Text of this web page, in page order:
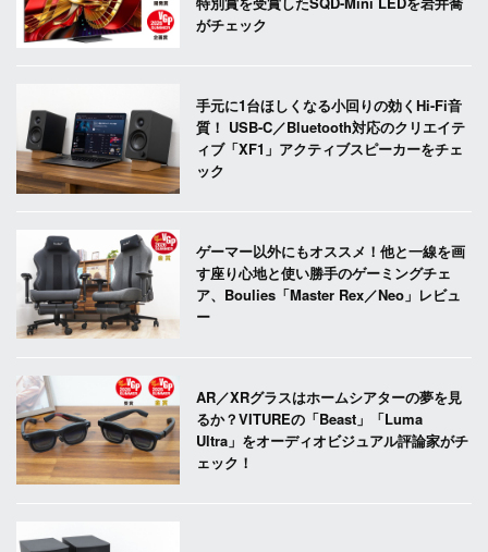
がチェック
手元に1台ほしくなる小回りの効くHi-Fi音
質！ USB-C／Bluetooth対応のクリエイテ
ィブ「XF1」アクティブスピーカーをチェ
ック
ゲーマー以外にもオススメ！他と一線を画
す座り心地と使い勝手のゲーミングチェ
ア、Boulies「Master Rex／Neo」レビュ
ー
AR／XRグラスはホームシアターの夢を見
るか？VITUREの「Beast」「Luma
Ultra」をオーディオビジュアル評論家がチ
ェック！